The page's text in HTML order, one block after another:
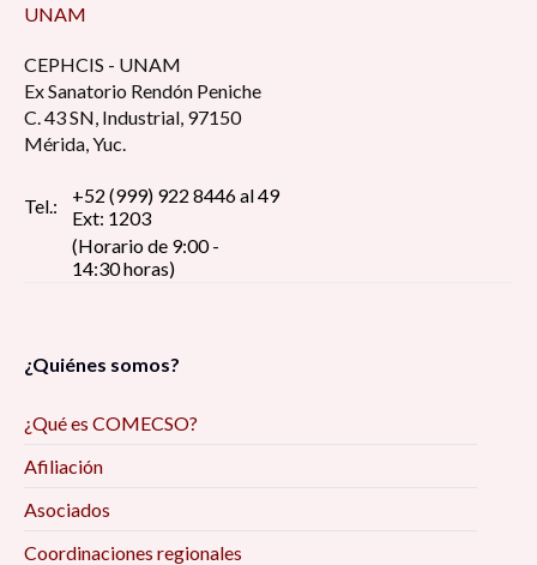
UNAM
CEPHCIS - UNAM
Ex Sanatorio Rendón Peniche
C. 43 SN, Industrial, 97150
Mérida, Yuc.
Tel.:
+52 (999) 922 8446 al 49
Ext: 1203
(Horario de 9:00 -
14:30 horas)
¿Quiénes somos?
¿Qué es COMECSO?
Afiliación
Asociados
Coordinaciones regionales